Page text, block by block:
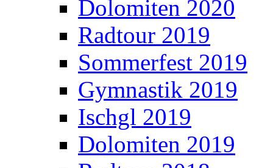
Dolomiten 2020
Radtour 2019
Sommerfest 2019
Gymnastik 2019
Ischgl 2019
Dolomiten 2019